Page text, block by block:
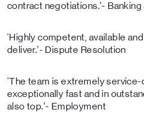
contract negotiations.’- Banking
‘Highly competent, available
deliver.’- Dispute Resolution
‘The team is extremely
exceptionally fast and in
also top.’- Employment